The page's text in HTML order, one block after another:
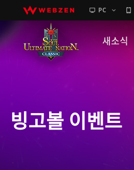
PC
새소식
GM노트
빙고볼 이벤트